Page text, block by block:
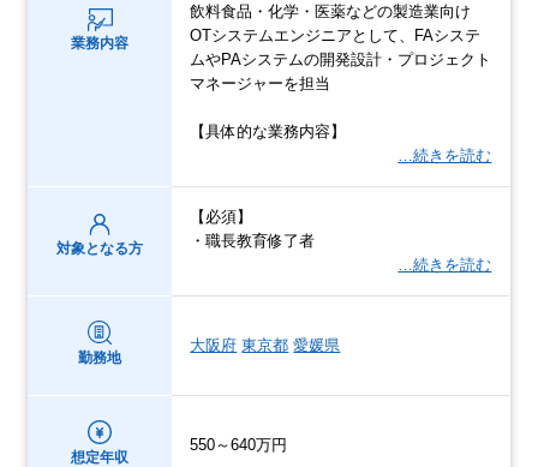
業務内容
飲料食品・化学・医薬などの製造業向け
OTシステムエンジニアとして、FAシステ
ムやPAシステムの開発設計・プロジェクト
マネージャーを担当
【具体的な業務内容】
…続きを読む
対象となる方
【必須】
・職長教育修了者
…続きを読む
勤務地
大阪府 東京都 愛媛県
想定年収
550～640万円